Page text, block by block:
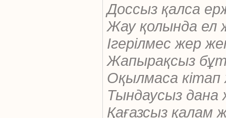
Доссыз қалса
Жау қолында ел
Ігерілмес жер
Жапырақсыз
Оқылмаса кітап
Тындаусыз дана
Қағазсыз қалам